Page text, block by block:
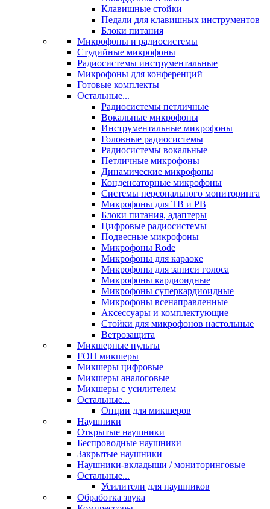
Клавишные стойки
Педали для клавишных инструментов
Блоки питания
Микрофоны и радиосистемы
Студийные микрофоны
Радиосистемы инструментальные
Микрофоны для конференций
Готовые комплекты
Остальные...
Радиосистемы петличные
Вокальные микрофоны
Инструментальные микрофоны
Головные радиосистемы
Радиосистемы вокальные
Петличные микрофоны
Динамические микрофоны
Конденсаторные микрофоны
Системы персонального мониторинга
Микрофоны для ТВ и РВ
Блоки питания, адаптеры
Цифровые радиосистемы
Подвесные микрофоны
Микрофоны Rode
Микрофоны для караоке
Микрофоны для записи голоса
Микрофоны кардиоидные
Микрофоны суперкардиоидные
Микрофоны всенаправленные
Аксессуары и комплектующие
Стойки для микрофонов настольные
Ветрозащита
Микшерные пульты
FOH микшеры
Микшеры цифровые
Микшеры аналоговые
Микшеры с усилителем
Остальные...
Опции для микшеров
Наушники
Открытые наушники
Беспроводные наушники
Закрытые наушники
Наушники-вкладыши / мониторинговые
Остальные...
Усилители для наушников
Обработка звука